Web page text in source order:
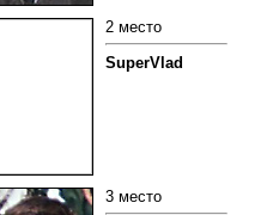
2 место
SuperVlad
3 место